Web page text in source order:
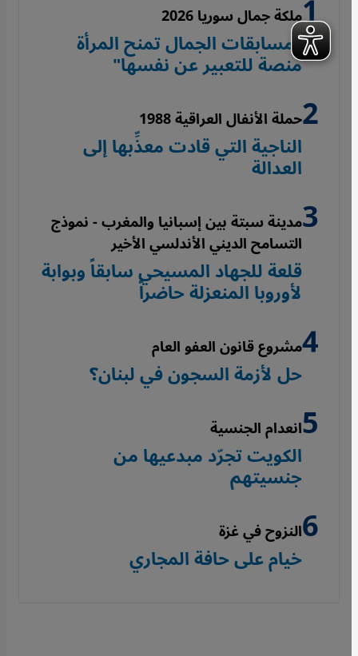
ملكة جمال سوريا 2026
"مسابقات الجمال تمنح المرأة
منصة للتعبير عن نفسها"
حملة الأنفال العراقية 1988
الناجية التي قادت معذِّبها إلى
العدالة
مدينة سبتة بين إسبانيا والمغرب - نموذج
التسامح الديني الأندلسي الأخير
قلعة للجهاد المسيحي سابقاً وبوابة
لأوروبا المنعزلة حاضراً
مشروع قانون العفو العام
حل لأزمة السجون في لبنان؟
انعدام الجنسية
الكويت تجرّد مبدعيها من
جنسيتهم
النزوح في غزة
خيام على حافة المجاري